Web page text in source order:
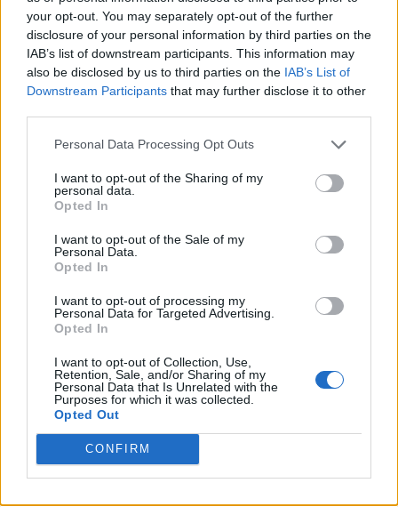
your opt-out. You may separately opt-out of the further
disclosure of your personal information by third parties on the
IAB’s list of downstream participants. This information may
also be disclosed by us to third parties on the IAB’s List of
Downstream Participants that may further disclose it to other
Personal Data Processing Opt Outs
I want to opt-out of the Sharing of my
personal data.
Opted In
I want to opt-out of the Sale of my
Personal Data.
Opted In
I want to opt-out of processing my
Personal Data for Targeted Advertising.
Opted In
I want to opt-out of Collection, Use,
Retention, Sale, and/or Sharing of my
Personal Data that Is Unrelated with the
Purposes for which it was collected.
Opted Out
CONFIRM
modo".
Il materiale (testo, foto e video) consultabile in questo portale è di nostra proprietà.
Alcune foto (screenshot) ed articoli presenti su "Juventus Magazine" sono in parte giunti
da internet, in quanto arrivati alla nostra attenzione attraverso regolari comunicati
stampa con immagini e testi allegati ed autorizzati alla pubblicazione, e quindi valutati